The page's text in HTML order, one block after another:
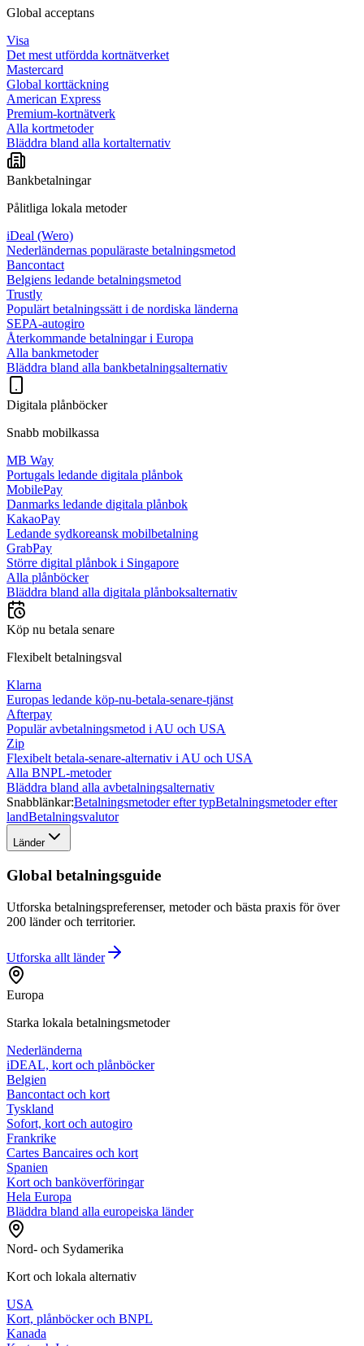
Global acceptans
Visa
Det mest utfördda kortnätverket
Mastercard
Global korttäckning
American Express
Premium-kortnätverk
Alla kortmetoder
Bläddra bland alla kortalternativ
Bankbetalningar
Pålitliga lokala metoder
iDeal (Wero)
Nederländernas populäraste betalningsmetod
Bancontact
Belgiens ledande betalningsmetod
Trustly
Populärt betalningssätt i de nordiska länderna
SEPA-autogiro
Återkommande betalningar i Europa
Alla bankmetoder
Bläddra bland alla bankbetalningsalternativ
Digitala plånböcker
Snabb mobilkassa
MB Way
Portugals ledande digitala plånbok
MobilePay
Danmarks ledande digitala plånbok
KakaoPay
Ledande sydkoreansk mobilbetalning
GrabPay
Större digital plånbok i Singapore
Alla plånböcker
Bläddra bland alla digitala plånboksalternativ
Köp nu betala senare
Flexibelt betalningsval
Klarna
Europas ledande köp-nu-betala-senare-tjänst
Afterpay
Populär avbetalningsmetod i AU och USA
Zip
Flexibelt betala-senare-alternativ i AU och USA
Alla BNPL-metoder
Bläddra bland alla avbetalningsalternativ
Snabblänkar:Betalningsmetoder efter typBetalningsmetoder efter
landBetalningsvalutor
Länder
Global betalningsguide
Utforska betalningspreferenser, metoder och bästa praxis för över
200 länder och territorier.
Utforska allt länder
Europa
Starka lokala betalningsmetoder
Nederländerna
iDEAL, kort och plånböcker
Belgien
Bancontact och kort
Tyskland
Sofort, kort och autogiro
Frankrike
Cartes Bancaires och kort
Spanien
Kort och banköverföringar
Hela Europa
Bläddra bland alla europeiska länder
Nord- och Sydamerika
Kort och lokala alternativ
USA
Kort, plånböcker och BNPL
Kanada